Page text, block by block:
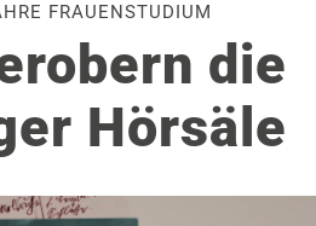
FRAUENSTUDIUM
die
Hörsäle